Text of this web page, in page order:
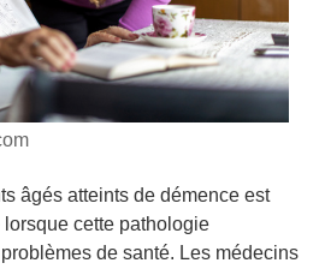
âgés atteints de démence est
cette pathologie
de santé. Les médecins